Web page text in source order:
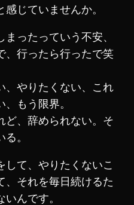
じていませんか。
ったっていう不安、
、行ったら行ったで笑
、やりたくない、これ
もう限界。
ど、辞められない。そ
。
して、やりたくないこ
、それを毎日続けるた
んです。